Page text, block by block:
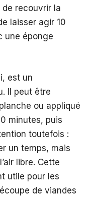
recouvrir la
laisser agir 10
une éponge
est un
Il peut être
ou appliqué
minutes, puis
toutefois :
un temps, mais
libre. Cette
utile pour les
de viandes